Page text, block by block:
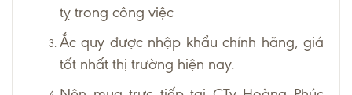
tỵ trong công việc
Ắc quy được nhập khẩu chính hãng, giá
tốt nhất thị trường hiện nay.